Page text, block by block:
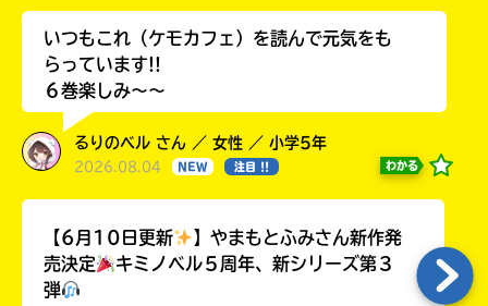
いつもこれ（ケモカフェ）を読んで元気をも
らっています!!
６巻楽しみ～～
るりのベル さん ／ 女性 ／ 小学5年
2026.08.04 NEW 注目 !! わかる
【6月10日更新
】やまもとふみさん新作発
売決定
キミノベル５周年、新シリーズ第３
弾